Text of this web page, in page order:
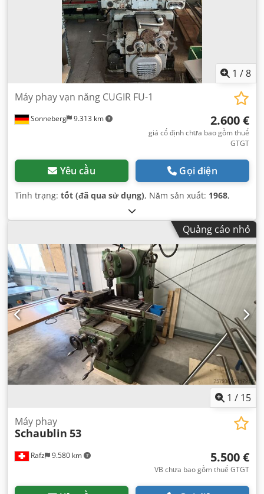
1 /8
Sonneberg 9.313 km
Máy phay vạn năng CUGIR FU-1
2.600 €
giá cố định chưa bao gồm thuế
GTGT
Yêu cầu Gọi điện
Tình trạng: tốt (đã qua sử dụng), Năm sản xuất: 1968,
Quảng cáo nhỏ
1 / 15
Rafz 9.580 km
Máy phay
Schaublin 53
5.500 €
VB chưa bao gồm thuế GTGT